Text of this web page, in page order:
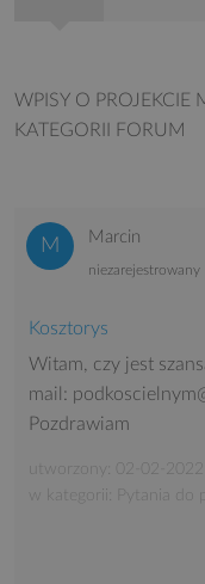
WPISY O PROJEKCIE
KATEGORII FORUM
Marcin
niezarejestrowany
Kosztorys
Witam, czy jest
mail:
Pozdrawiam
utworzony: 02-02-2022
w kategorii: Pytania do